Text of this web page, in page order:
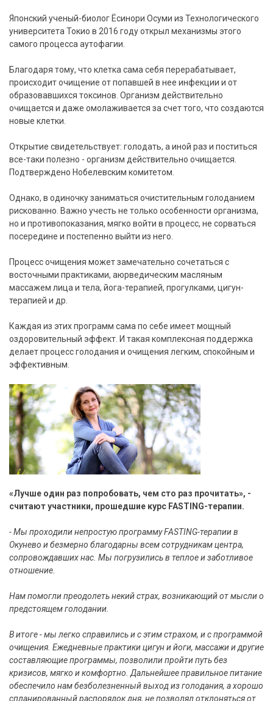
Японский ученый-биолог Ёсинори Осуми из Технологического
университета Токио в 2016 году открыл механизмы этого
самого процесса аутофагии.
Благодаря тому, что клетка сама себя перерабатывает,
происходит очищение от попавшей в нее инфекции и от
образовавшихся токсинов. Организм действительно
очищается и даже омолаживается за счет того, что создаются
новые клетки.
Открытие свидетельствует: голодать, а иной раз и поститься
все-таки полезно - организм действительно очищается.
Подтверждено Нобелевским комитетом.
Однако, в одиночку заниматься очистительным голоданием
рискованно. Важно учесть не только особенности организма,
но и противопоказания, мягко войти в процесс, не сорваться
посередине и постепенно выйти из него.
Процесс очищения может замечательно сочетаться с
восточными практиками, аюрведическим масляным
массажем лица и тела, йога-терапией, прогулками, цигун-
терапией и др.
Каждая из этих программ сама по себе имеет мощный
оздоровительный эффект. И такая комплексная поддержка
делает процесс голодания и очищения легким, спокойным и
эффективным.
«Лучше один раз попробовать, чем сто раз прочитать», -
считают участники, прошедшие курс FASTING-терапии.
- Мы проходили непростую программу FASTING-терапии в
Окунево и безмерно благодарны всем сотрудникам центра,
сопровождавших нас. Мы погрузились в теплое и заботливое
отношение.
Нам помогли преодолеть некий страх, возникающий от мысли о
предстоящем голодании.
В итоге - мы легко справились и с этим страхом, и с программой
очищения. Ежедневные практики цигун и йоги, массажи и другие
составляющие программы, позволили пройти путь без
кризисов, мягко и комфортно. Дальнейшее правильное питание
обеспечило нам безболезненный выход из голодания, а хорошо
спланированный распорядок дня, не позволял отклоняться от